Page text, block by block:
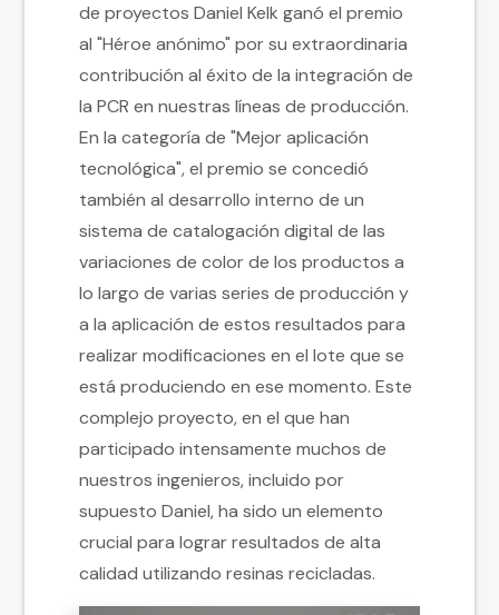
de proyectos Daniel Kelk ganó el premio
al "Héroe anónimo" por su extraordinaria
contribución al éxito de la integración de
la PCR en nuestras líneas de producción.
En la categoría de "Mejor aplicación
tecnológica", el premio se concedió
también al desarrollo interno de un
sistema de catalogación digital de las
variaciones de color de los productos a
lo largo de varias series de producción y
a la aplicación de estos resultados para
realizar modificaciones en el lote que se
está produciendo en ese momento. Este
complejo proyecto, en el que han
participado intensamente muchos de
nuestros ingenieros, incluido por
supuesto Daniel, ha sido un elemento
crucial para lograr resultados de alta
calidad utilizando resinas recicladas.